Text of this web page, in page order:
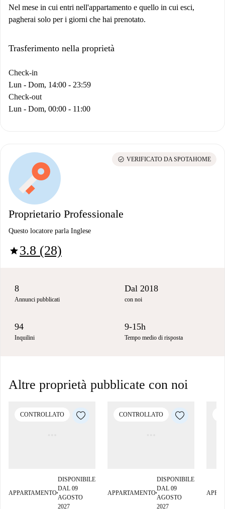
Nel mese in cui entri nell'appartamento e quello in cui esci,
pagherai solo per i giorni che hai prenotato.
Trasferimento nella proprietà
Check-in
Lun - Dom, 14:00 - 23:59
Check-out
Lun - Dom, 00:00 - 11:00
Proprietario Professionale
Questo locatore parla Inglese
star3.8 (28)
check_circle VERIFICATO DA SPOTAHOME
8
Annunci pubblicati
Dal 2018
con noi
94
Inquilini
9-15h
Tempo medio di risposta
Altre proprietà pubblicate con noi
CONTROLLATO
APPARTAMENTO■
DISPONIBILE
DAL 09
AGOSTO
2027
CONTROLLATO
APPARTAMENTO■
DISPONIBILE
DAL 09
AGOSTO
2027